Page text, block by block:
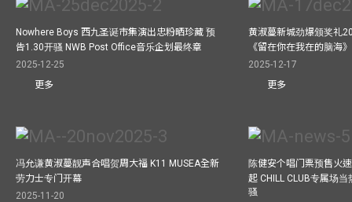
Nowhere Boys 西九圣诞市集演出忠粉晒珍藏 预
告1.30开骚 NWB Post Office音乐企划最终章
2025-12-25
更多
黄淑蔓新城劲爆颁奖礼
《留在你在我在的脑海
2025-12-17
更多
冯允谦黄淑蔓靓声合唱贺周大福 K11 MUSEA全新
劳力士专门开幕
2025-11-20
陈健安个唱门票预售火
起 CHILL CLUB专属场
骚